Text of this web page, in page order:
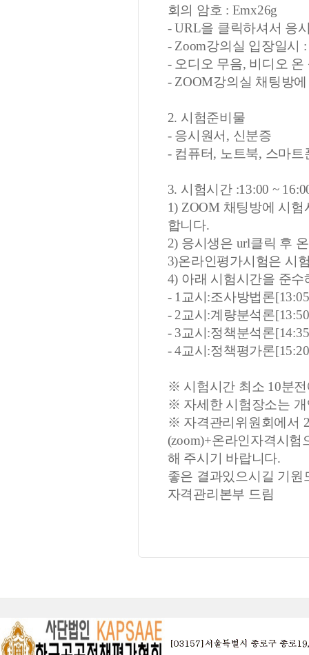
회의 암호 : Emx26g
- URL을 클릭하셔서 응
- Zoom강의실 입장일시
- 오디오 무음, 비디오 온
- ZOOM강의실 채팅방
2. 시험준비물
- 응시원서, 신분증
- 컴퓨터, 노트북, 스마트
3. 시험시간 :13:00 ~
1) ZOOM 채팅방에 시
합니다.
2) 응시생은 url클릭 후
3)온라인평가시험은 시
4) 아래 시험시간을 준
- 1교시:조사방법론
- 2교시:계량분석론
- 3교시:정책분석론
- 4교시:정책평가론
※ 시험시간 최소 10분
※ 자세한 시험장소는
※ 자격관리위원회에서
(zoom)+온라인자격시
해 주시기 바랍니다.
좋은 결과있으시길 기원
자격관리본부 드림